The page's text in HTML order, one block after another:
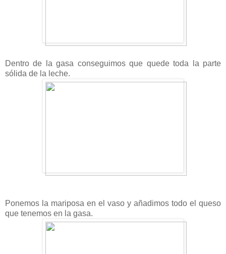
Dentro de la gasa conseguimos que quede toda la parte
sólida de la leche.
Ponemos la mariposa en el vaso y añadimos todo el queso
que tenemos en la gasa.